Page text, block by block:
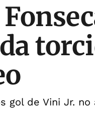
gol de Vini Jr. no